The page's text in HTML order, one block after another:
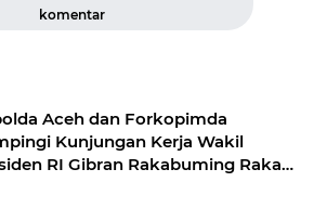
komentar
Aceh dan Forkopimda
Kunjungan Kerja Wakil
RI Gibran Rakabuming Raka